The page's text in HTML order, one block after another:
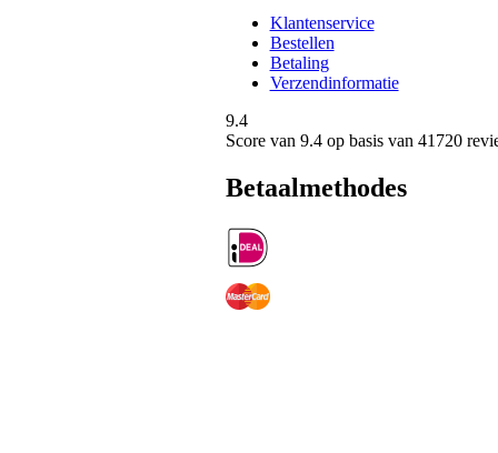
Klantenservice
Bestellen
Betaling
Verzendinformatie
9.4
Score van 9.4op basis van 41720
Betaalmethodes